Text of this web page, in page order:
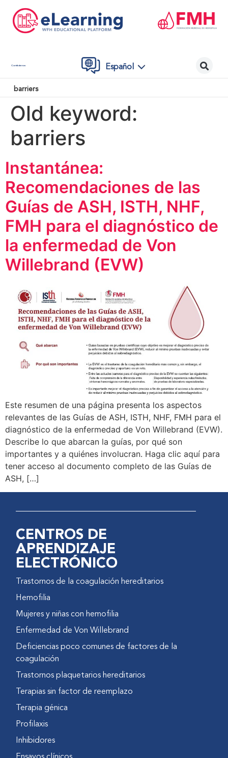
Contáctenos Español
barriers
Old keyword:
barriers
Instantánea:
Recomendaciones de las
Guías de ASH, ISTH, NHF,
FMH para el diagnóstico de
la enfermedad de Von
Willebrand (EVW)
Este resumen de una página presenta los aspectos
relevantes de las Guías de ASH, ISTH, NHF, FMH para el
diagnóstico de la enfermedad de Von Willebrand (EVW).
Describe lo que abarcan la guías, por qué son
importantes y a quiénes involucran. Haga clic aquí para
tener acceso al documento completo de las Guías de
ASH, […]
CENTROS DE
APRENDIZAJE
ELECTRÓNICO
Trastornos de la coagulación hereditarios
Hemofilia
Mujeres y niñas con hemofilia
Enfermedad de Von Willebrand
Deficiencias poco comunes de factores de la
coagulación
Trastornos plaquetarios hereditarios
Terapias sin factor de reemplazo
Terapia génica
Profilaxis
Inhibidores